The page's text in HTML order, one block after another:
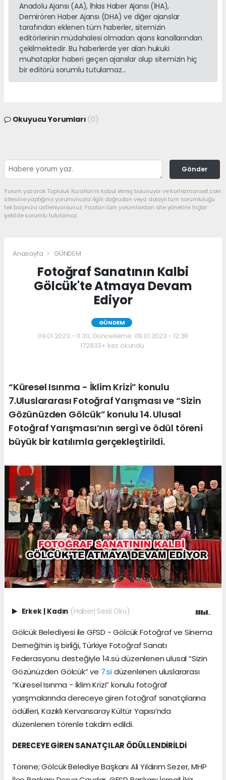
Anadolu Ajansı (AA), İhlas Haber Ajansı (İHA),
Demirören Haber Ajansı (DHA) ve diğer ajanslar
tarafından eklenen tüm haberler, sitemizin
editörlerinin müdahalesi olmadan ajans kanallarından
çekilmektedir. Bu haberlerde yer alan hukuki
muhataplar haberi geçen ajanslar olup sitemizin hiç
bir editörü sorumlu tutulamaz...
Okuyucu Yorumları (0)
Gönder
Yorum yazarak Topluluk Kuralları’nı kabul etmiş bulunuyor ve korfezmanset.com
sitesine yaptığınız yorumunuzla ilgili doğrudan veya dolaylı tüm sorumluluğu
tek başınıza üstleniyorsunuz. Yazılan tüm yorumlardan site yönetimi hiçbir
şekilde sorumlu tutulamaz.
Anasayfa GÜNDEM
Fotoğraf Sanatının Kalbi
Gölcük'te Atmaya Devam
Ediyor
GÜNDEM
09.01.2023 - 11:30, Güncelleme: 09.01.2023 - 12:38
172833+ kez okundu.
“Küresel Isınma - İklim Krizi” konulu
7.Uluslararası Fotoğraf Yarışması ve “Sizin
Gözünüzden Gölcük” konulu 14. Ulusal
Fotoğraf Yarışması’nın sergi ve ödül töreni
büyük bir katılımla gerçekleştirildi.
Erkek | Kadın (Haberi Sesli Oku)
Gölcük Belediyesi ile GFSD - Gölcük Fotoğraf ve Sinema
Derneği’nin iş birliği, Türkiye Fotoğraf Sanatı
Federasyonu desteğiyle 14.sü düzenlenen ulusal “Sizin
Gözünüzden Gölcük” ve 7.sidüzenlenen uluslararası
“Küresel Isınma - İklim Krizi” konulu fotoğraf
yarışmalarında dereceye giren fotoğraf sanatçılarına
ödülleri, Kazıklı Kervansaray Kültür Yapısı’nda
düzenlenen törenle takdim edildi.
DERECEYE GİREN SANATÇILAR ÖDÜLLENDİRİLDİ
Törene; Gölcük Belediye Başkanı Ali Yıldırım Sezer, MHP